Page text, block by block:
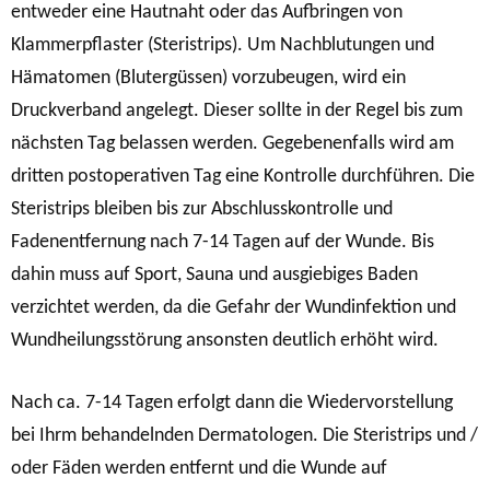
entweder eine Hautnaht oder das Aufbringen von
Klammerpflaster (Steristrips). Um Nachblutungen und
Hämatomen (Blutergüssen) vorzubeugen, wird ein
Druckverband angelegt. Dieser sollte in der Regel bis zum
nächsten Tag belassen werden. Gegebenenfalls wird am
dritten postoperativen Tag eine Kontrolle durchführen. Die
Steristrips bleiben bis zur Abschlusskontrolle und
Fadenentfernung nach 7-14 Tagen auf der Wunde. Bis
dahin muss auf Sport, Sauna und ausgiebiges Baden
verzichtet werden, da die Gefahr der Wundinfektion und
Wundheilungsstörung ansonsten deutlich erhöht wird.
Nach ca. 7-14 Tagen erfolgt dann die Wiedervorstellung
bei Ihrm behandelnden Dermatologen. Die Steristrips und /
oder Fäden werden entfernt und die Wunde auf